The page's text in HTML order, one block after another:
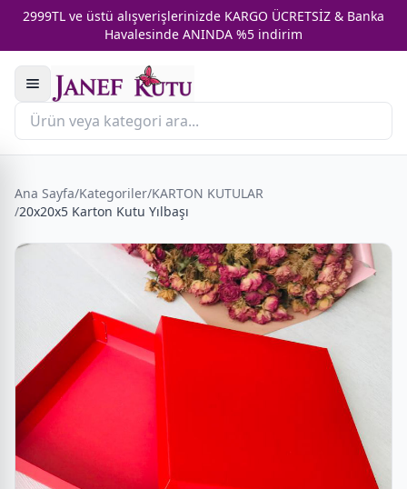
2999TL ve üstü alışverişlerinizde KARGO ÜCRETSİZ & Banka
Havalesinde ANINDA %5 indirim
Ana Sayfa/Kategoriler/KARTON KUTULAR
/20x20x5 Karton Kutu Yılbaşı